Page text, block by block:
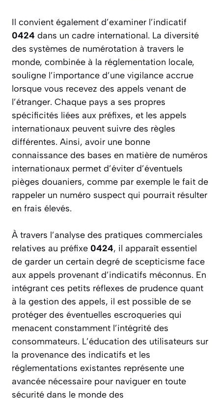
Il convient également d’examiner l’indicatif
0424 dans un cadre international. La diversité
des systèmes de numérotation à travers le
monde, combinée à la réglementation locale,
souligne l’importance d’une vigilance accrue
lorsque vous recevez des appels venant de
l’étranger. Chaque pays a ses propres
spécificités liées aux préfixes, et les appels
internationaux peuvent suivre des règles
différentes. Ainsi, avoir une bonne
connaissance des bases en matière de numéros
internationaux permet d’éviter d’éventuels
pièges douaniers, comme par exemple le fait de
rappeler un numéro suspect qui pourrait résulter
en frais élevés.
À travers l’analyse des pratiques commerciales
relatives au préfixe 0424, il apparaît essentiel
de garder un certain degré de scepticisme face
aux appels provenant d’indicatifs méconnus. En
intégrant ces petits réflexes de prudence quant
à la gestion des appels, il est possible de se
protéger des éventuelles escroqueries qui
menacent constamment l’intégrité des
consommateurs. L’éducation des utilisateurs sur
la provenance des indicatifs et les
réglementations existantes représente une
avancée nécessaire pour naviguer en toute
sécurité dans le monde des